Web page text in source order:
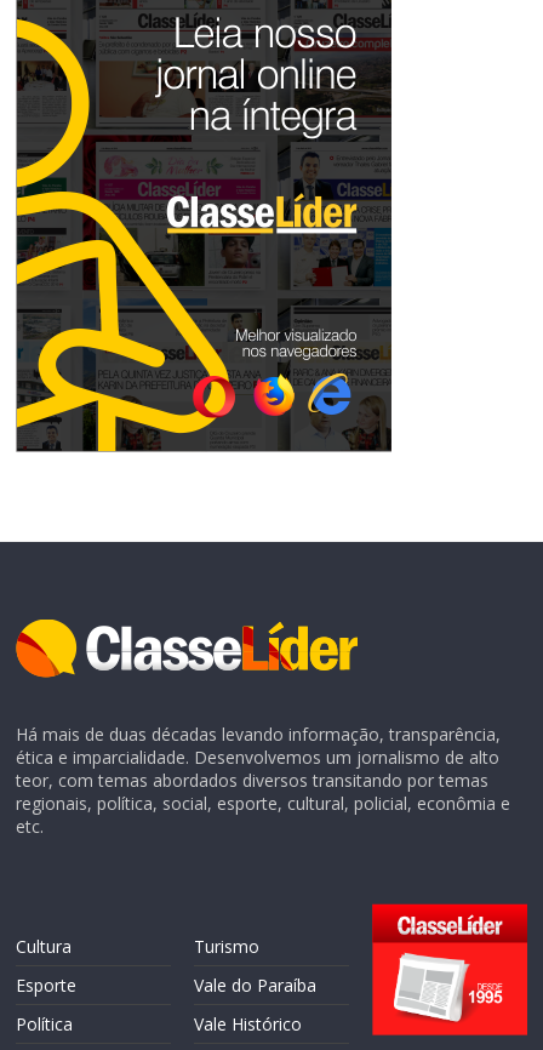
Há mais de duas décadas levando informação, transparência,
ética e imparcialidade. Desenvolvemos um jornalismo de alto
teor, com temas abordados diversos transitando por temas
regionais, política, social, esporte, cultural, policial, econômia e
etc.
Cultura
Esporte
Política
Turismo
Vale do Paraíba
Vale Histórico